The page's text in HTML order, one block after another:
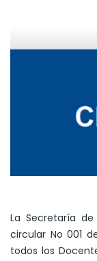
La Secretaría
circular No 001
todos los